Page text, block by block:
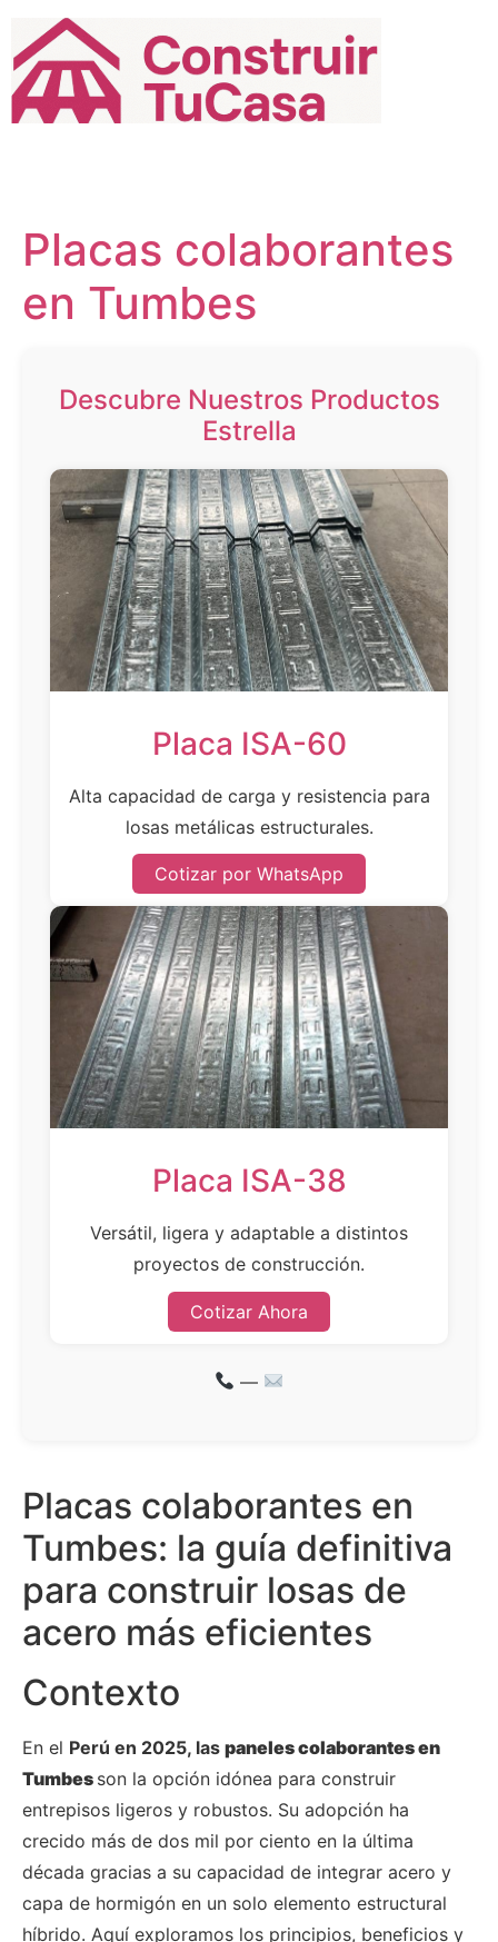
contenido
Placas colaborantes
en Tumbes
Descubre Nuestros Productos
Estrella
Placa ISA-60
Alta capacidad de carga y resistencia para
losas metálicas estructurales.
Cotizar por WhatsApp
Placa ISA-38
Versátil, ligera y adaptable a distintos
proyectos de construcción.
Cotizar Ahora
—
Placas colaborantes en
Tumbes: la guía definitiva
para construir losas de
acero más eficientes
Contexto
En el Perú en 2025, las paneles colaborantes en
Tumbes son la opción idónea para construir
entrepisos ligeros y robustos. Su adopción ha
crecido más de dos mil por ciento en la última
década gracias a su capacidad de integrar acero y
capa de hormigón en un solo elemento estructural
híbrido. Aquí exploramos los principios, beneficios y